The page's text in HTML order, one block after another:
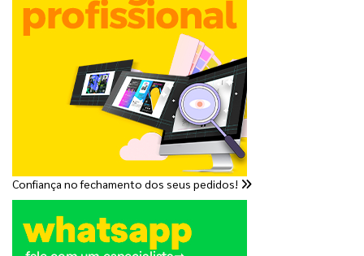
Confiança no fechamento dos seus pedidos!